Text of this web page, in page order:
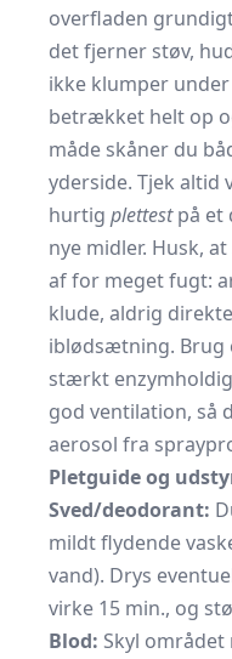
overfladen
det fjerner støv,
ikke klumper
betrækket helt op
måde skåner du
yderside. Tjek altid
hurtig plettestpå et
nye midler. Husk,
af for meget fugt:
klude, aldrig
iblødsætning. Brug
stærkt
god ventilation, så
aerosol fra
Pletguide og
Sved/deodorant:
mildt flydende
vand). Drys
virke 15 min., og
Blod: Skyl